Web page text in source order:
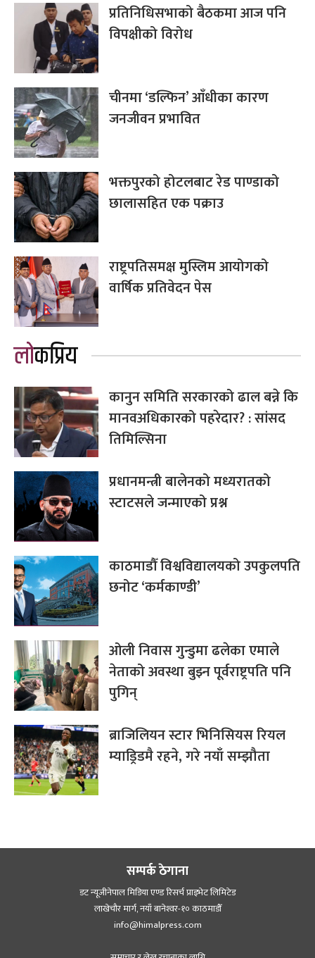
प्रतिनिधिसभाको बैठकमा आज पनि
विपक्षीको विरोध
चीनमा ‘डल्फिन’ आँधीका कारण
जनजीवन प्रभावित
भक्तपुरको होटलबाट रेड पाण्डाको
छालासहित एक पक्राउ
राष्ट्रपतिसमक्ष मुस्लिम आयोगको
वार्षिक प्रतिवेदन पेस
लोकप्रिय
कानुन समिति सरकारको ढाल बन्ने कि
मानवअधिकारको पहरेदार? : सांसद
तिमिल्सिना
प्रधानमन्त्री बालेनको मध्यरातको
स्टाटसले जन्माएको प्रश्न
काठमाडौँ विश्वविद्यालयको उपकुलपति
छनोट ‘कर्मकाण्डी’
ओली निवास गुन्डुमा ढलेका एमाले
नेताको अवस्था बुझ्न पूर्वराष्ट्रपति पनि
पुगिन्
ब्राजिलियन स्टार भिनिसियस रियल
म्याड्रिडमै रहने, गरे नयाँ सम्झौता
सम्पर्क ठेगाना
डट न्यूजीनेपाल मिडिया एण्ड रिसर्च प्राइभेट लिमिटेड
लाखेचौर मार्ग, नयाँ बानेश्‍वर-१० काठमाडौँ
info@himalpress.com